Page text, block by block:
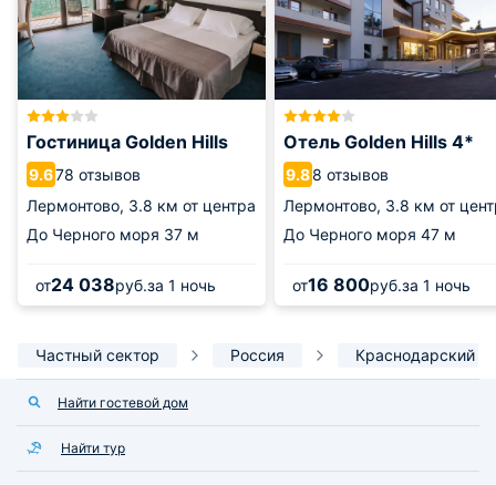
Гостиница Golden Hills
9.678 отзывов
Лермонтово, 3.8 км от центра
До Черного моря 37 м
от24 038руб.за 1 ночь
Отель Golden Hills 4*
9.88 отзывов
Лермонтово, 3.8 км от
До Черного моря 47 м
от16 800руб.за 1 ночь
Частный сектор Россия Краснодарский
Найти гостевой дом
Найти тур